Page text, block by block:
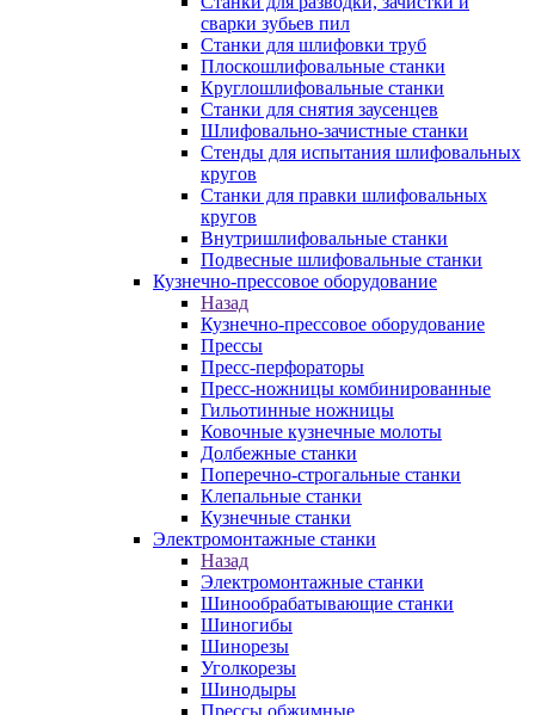
сварки зубьев пил
Станки для шлифовки труб
Плоскошлифовальные станки
Круглошлифовальные станки
Станки для снятия заусенцев
Шлифовально-зачистные станки
Стенды для испытания шлифовальных
кругов
Станки для правки шлифовальных
кругов
Внутришлифовальные станки
Подвесные шлифовальные станки
Кузнечно-прессовое оборудование
Назад
Кузнечно-прессовое оборудование
Прессы
Пресс-перфораторы
Пресс-ножницы комбинированные
Гильотинные ножницы
Ковочные кузнечные молоты
Долбежные станки
Поперечно-строгальные станки
Клепальные станки
Кузнечные станки
Электромонтажные станки
Назад
Электромонтажные станки
Шинообрабатывающие станки
Шиногибы
Шинорезы
Уголкорезы
Шинодыры
Прессы обжимные